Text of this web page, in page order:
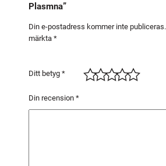
Plasmna”
Din e-postadress kommer inte publiceras.
märkta *
Ditt betyg *
Din recension *